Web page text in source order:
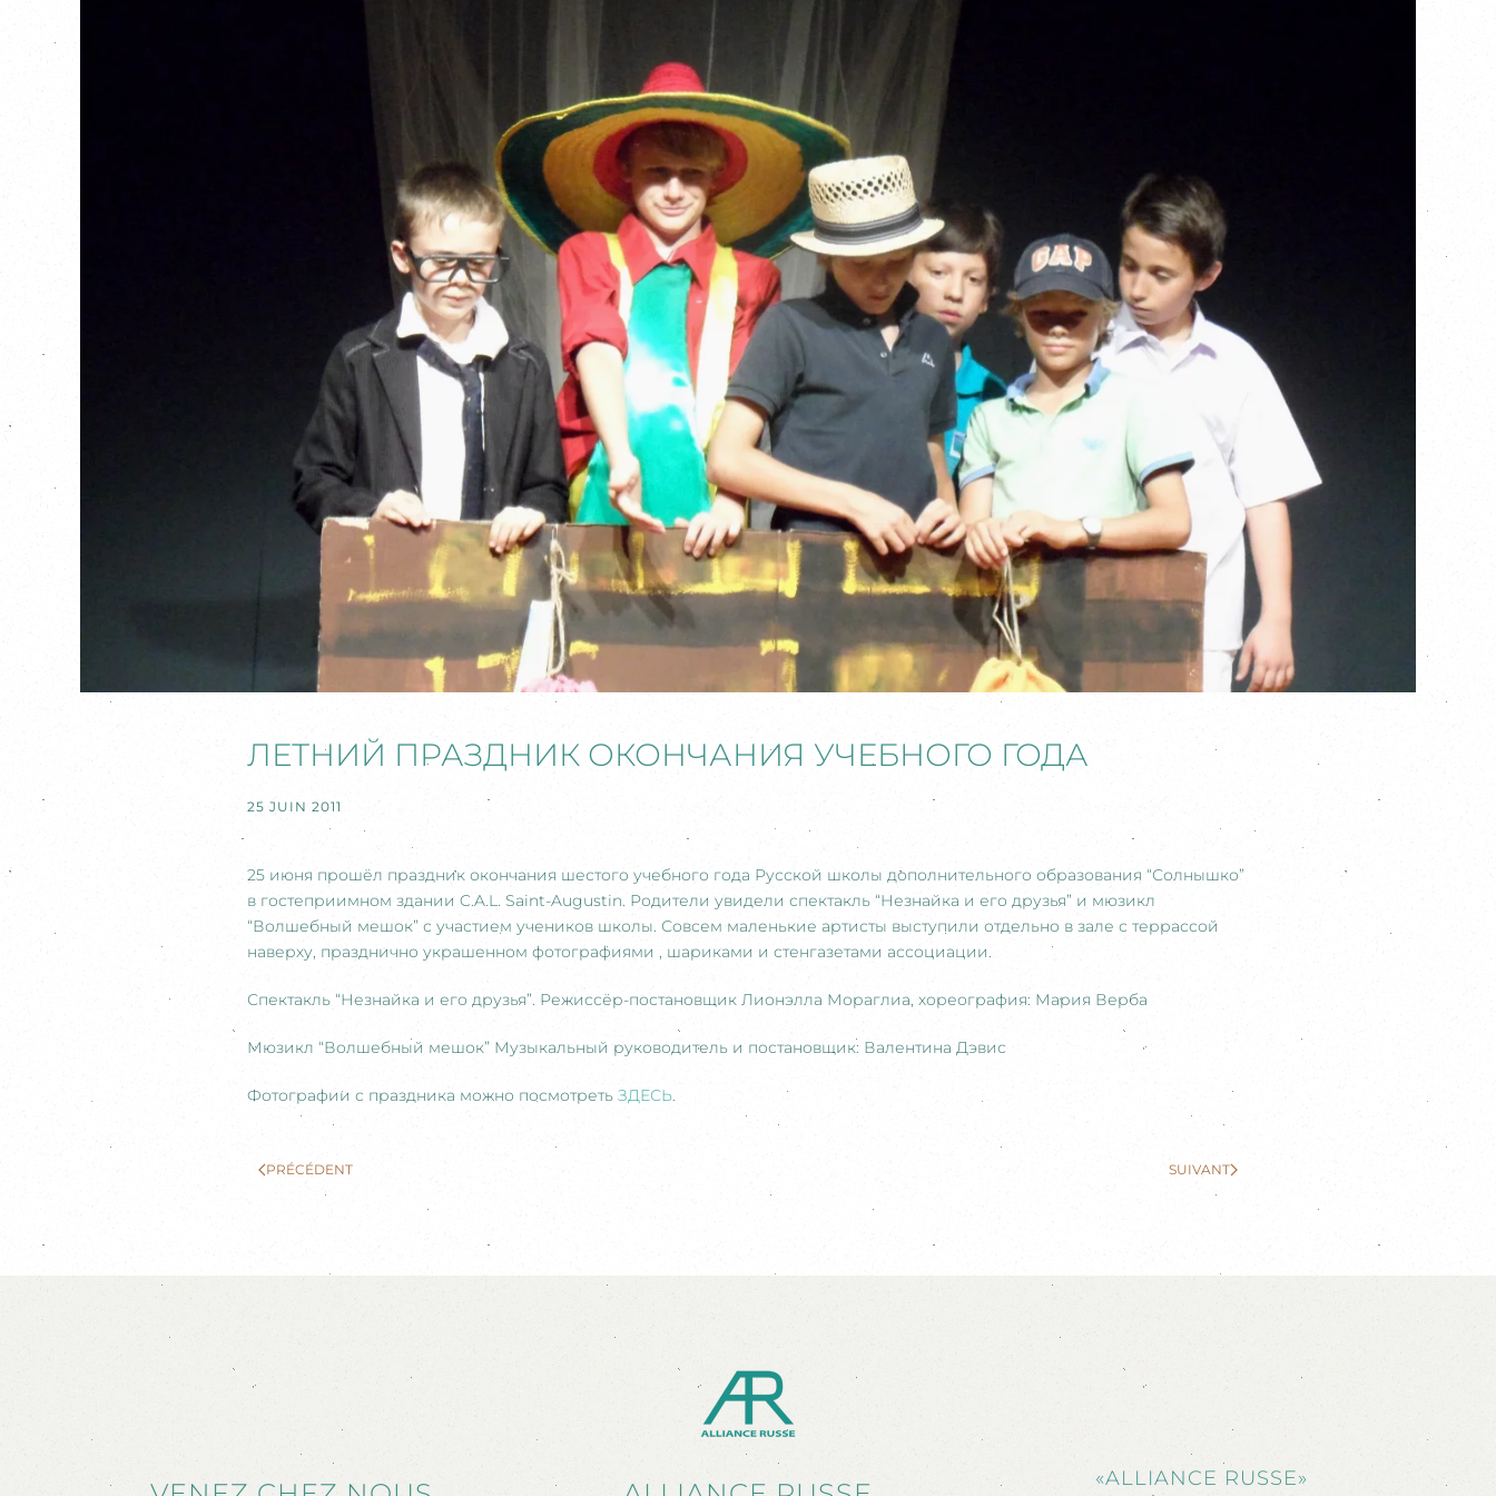
ЛЕТНИЙ ПРАЗДНИК ОКОНЧАНИЯ УЧЕБНОГО ГОДА
25 JUIN 2011
25 июня прошёл праздник окончания шестого учебного года Русской школы дополнительного образования “Солнышко”
в гостеприимном здании C.A.L. Saint-Augustin. Родители увидели спектакль “Незнайка и его друзья” и мюзикл
“Волшебный мешок” с участием учеников школы. Совсем маленькие артисты выступили отдельно в зале с террассой
наверху, празднично украшенном фотографиями , шариками и стенгазетами ассоциации.
Спектакль “Незнайка и его друзья”. Режиссёр-постановщик Лионэлла Мораглиа, хореография: Мария Верба
Мюзикл “Волшебный мешок” Музыкальный руководитель и постановщик: Валентина Дэвис
Фотографии с праздника можно посмотреть ЗДЕСЬ.
PRÉCÉDENT SUIVANT
«ALLIANCE RUSSE»